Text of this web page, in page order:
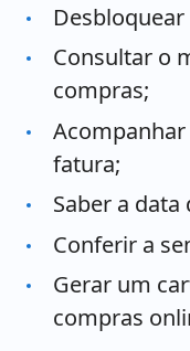
Consultar o
compras;
fatura;
Saber a
Conferir a
Gerar um
compras